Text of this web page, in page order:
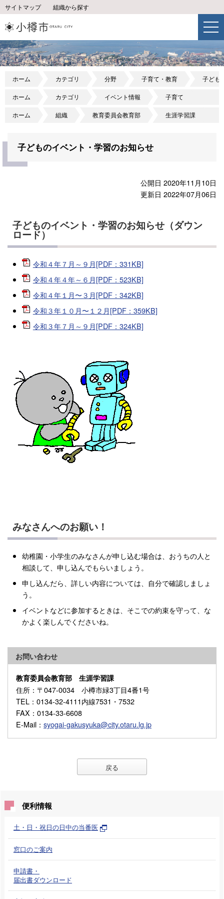
サイトマップ 組織から探す
ホーム カテゴリ 分野 子育て・教育 子ども
ホーム カテゴリ イベント情報 子育て
ホーム 組織 教育委員会教育部 生涯学習課
子どものイベント・学習のお知らせ
公開日 2020年11月10日
更新日 2022年07月06日
子どものイベント・学習のお知らせ（ダウン
ロード）
令和４年７月～９月[PDF：331KB]
令和４年４年～６月[PDF：523KB]
令和４年１月〜３月[PDF：342KB]
令和３年１０月〜１２月[PDF：359KB]
令和３年７月～９月[PDF：324KB]
みなさんへのお願い！
幼稚園・小学生のみなさんが申し込む場合は、おうちの人と
相談して、申し込んでもらいましょう。
申し込んだら、詳しい内容については、自分で確認しましょ
う。
イベントなどに参加するときは、そこでの約束を守って、な
かよく楽しんでくださいね。
お問い合わせ
教育委員会教育部 生涯学習課
住所 ：〒047-0034 小樽市緑3丁目4番1号
TEL ：0134-32-4111内線7531・7532
FAX ：0134-33-6608
E-Mail ： syogai-gakusyuka@city.otaru.lg.jp
戻る
便利情報
土・日・祝日の日中の当番医
窓口のご案内
申請書・
届出書ダウンロード